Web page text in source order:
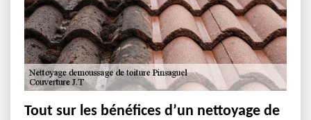
Tout sur les bénéfices d’un nettoyage de